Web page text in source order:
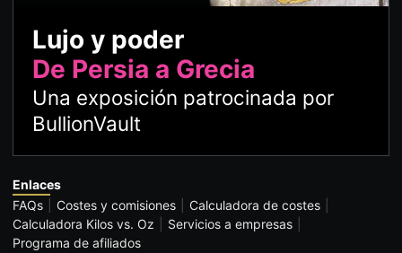
Lujo y poder
De Persia a Grecia
Una exposición patrocinada por
BullionVault
Enlaces
FAQs
Costes y comisiones
Calculadora de costes
Calculadora Kilos vs. Oz
Servicios a empresas
Programa de afiliados